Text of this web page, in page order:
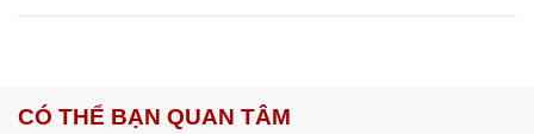
CÓ THỂ BẠN QUAN TÂM